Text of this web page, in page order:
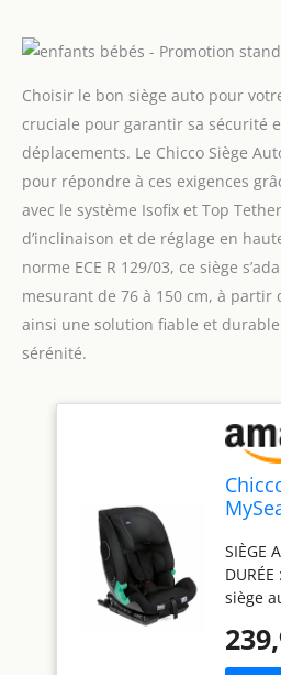
Choisir le bon siège auto pour
cruciale pour garantir sa sécurité
déplacements. Le Chicco Siège
pour répondre à ces exigences
avec le système Isofix et Top
d’inclinaison et de réglage en
norme ECE R 129/03, ce siège
mesurant de 76 à 150 cm, à partir
ainsi une solution fiable et
sérénité.
et
en
SIÈGE
siège
un